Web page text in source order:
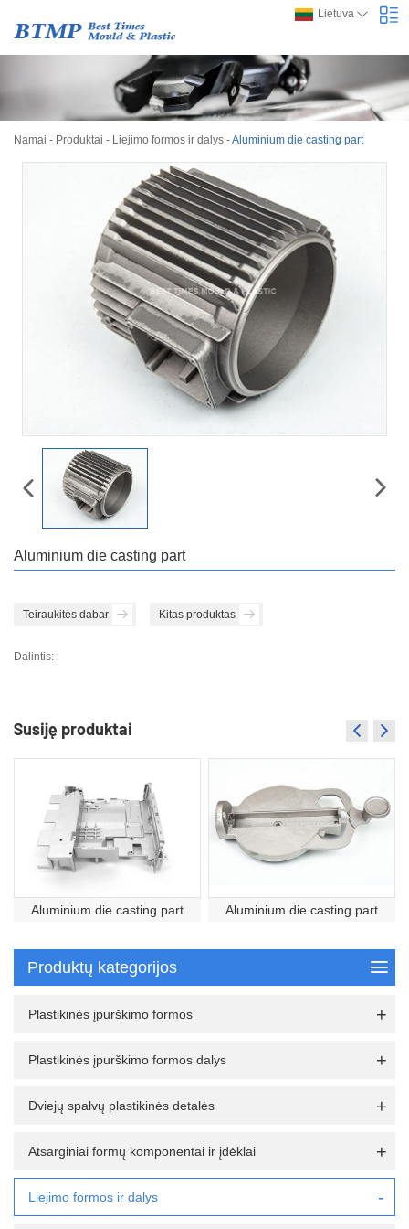
Lietuva
Namai - Produktai - Liejimo formos ir dalys -Aluminium die casting part
Aluminium die casting part
Teiraukitės dabar Kitas produktas
Dalintis:
Susiję produktai
Aluminium die casting part Aluminium die casting part
Produktų kategorijos
Plastikinės įpurškimo formos
Plastikinės įpurškimo formos dalys
Dviejų spalvų plastikinės detalės
Atsarginiai formų komponentai ir įdėklai
Liejimo formos ir dalys